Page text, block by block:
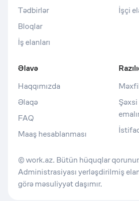
Tədbirlər
Bloqlar
İş elanları
İşçi
Əlavə
Haqqımızda
Əlaqə
FAQ
Maaş hesablanması
© work.az. Bütün hüquqlar
Administrasiyası yerləşdirilmiş
görə məsuliyyət daşımır.